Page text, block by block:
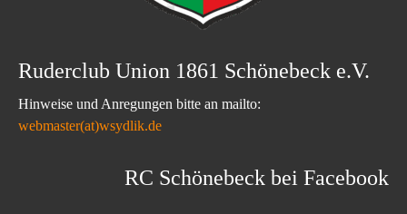
Ruderclub Union 1861 Schönebeck e.V.
Hinweise und Anregungen bitte an mailto:
webmaster(at)wsydlik.de
RC Schönebeck bei Facebook